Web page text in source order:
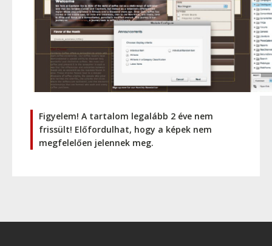
Figyelem! A tartalom legalább 2 éve nem
frissült! Előfordulhat, hogy a képek nem
megfelelően jelennek meg.